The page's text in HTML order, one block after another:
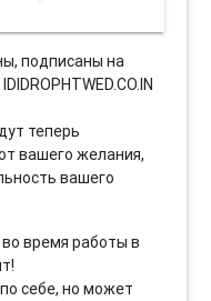
подписаны на
теперь
вашего желания,
вашего
время работы в
себе, но может